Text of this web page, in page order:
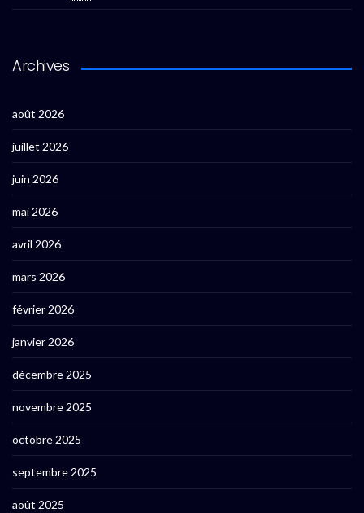
Archives
août 2026
juillet 2026
juin 2026
mai 2026
avril 2026
mars 2026
février 2026
janvier 2026
décembre 2025
novembre 2025
octobre 2025
septembre 2025
août 2025